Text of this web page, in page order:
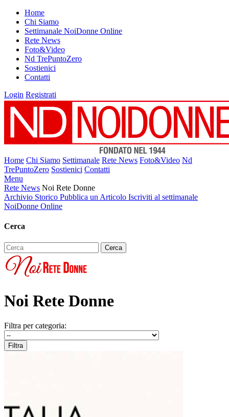
Home
Chi Siamo
Settimanale NoiDonne Online
Rete News
Foto&Video
Nd TrePuntoZero
Sostienici
Contatti
Login Registrati
Home Chi Siamo Settimanale Rete News Foto&Video Nd
TrePuntoZero Sostienici Contatti
Menu
Rete News Noi Rete Donne
Archivio Storico Pubblica un Articolo Iscriviti al settimanale
NoiDonne Online
Cerca
Noi Rete Donne
Filtra per categoria: